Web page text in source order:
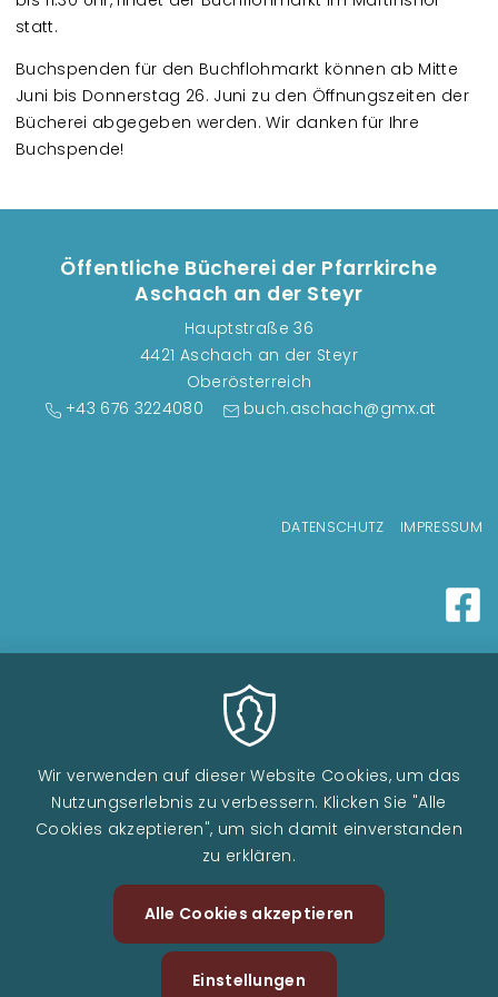
statt.
Buchspenden für den Buchflohmarkt können ab Mitte
Juni bis Donnerstag 26. Juni zu den Öffnungszeiten der
Bücherei abgegeben werden. Wir danken für Ihre
Buchspende!
Öffentliche Bücherei der Pfarrkirche
Aschach an der Steyr
Hauptstraße 36
4421 Aschach an der Steyr
Oberösterreich
+43 676 3224080
buch.aschach@gmx.at
DATENSCHUTZ IMPRESSUM
Wir verwenden auf dieser Website Cookies, um das
Nutzungserlebnis zu verbessern. Klicken Sie "Alle
Cookies akzeptieren", um sich damit einverstanden
zu erklären.
Alle Cookies akzeptieren
Einstellungen